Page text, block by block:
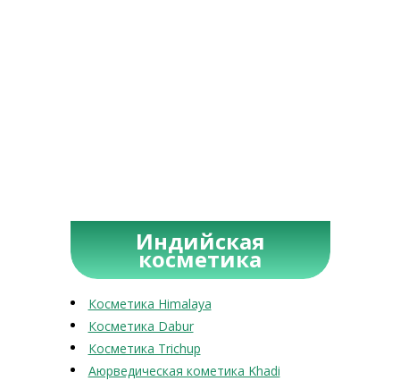
Индийская
косметика
Косметика Himalaya
Косметика Dabur
Косметика Trichup
Аюрведическая кометика Khadi